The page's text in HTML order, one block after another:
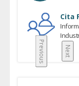
Cita
Previous Next